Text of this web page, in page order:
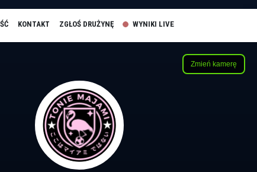
KONTAKT ZGŁOŚ DRUŻYNĘ WYNIKI LIVE
Zmień kamerę